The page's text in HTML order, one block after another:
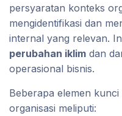
persyaratan konteks
mengidentifikasi dan
internal yang relevan.
perubahan iklim dan
operasional bisnis.
Beberapa elemen
organisasi meliputi: